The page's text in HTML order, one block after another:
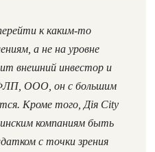
к каким-то
а не на уровне
внешний инвестор и
ООО, он с большим
Кроме того, Дія City
компаниям быть
с точки зрения